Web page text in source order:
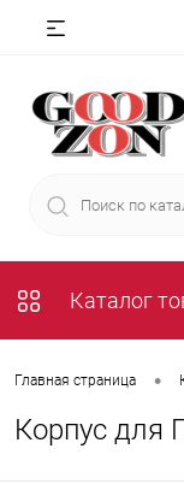
Каталог
Главная страница •
Корпус для